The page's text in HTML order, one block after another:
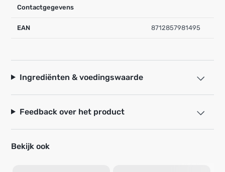
Contactgegevens
EAN 8712857981495
Ingrediënten & voedingswaarde
Feedback over het product
Bekijk ook